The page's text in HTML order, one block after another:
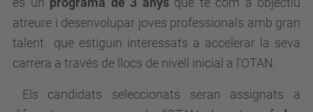
atreure i desenvolupar joves professionals amb gran
talent que estiguin interessats a accelerar la seva
carrera a través de llocs de nivell inicial a l'OTAN.
Els candidats seleccionats seran assignats a